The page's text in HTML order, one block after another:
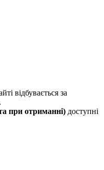
відбувається за
при отриманні) доступні